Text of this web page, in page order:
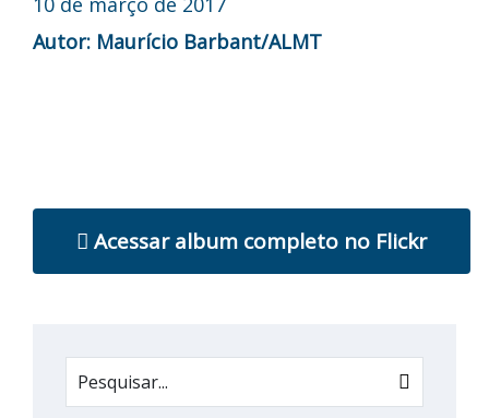
Autor: Maurício Barbant/ALMT
Acessar album completo no Flickr